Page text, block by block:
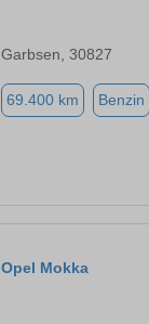
Garbsen, 30827
69.400 km Benzin
Opel Mokka